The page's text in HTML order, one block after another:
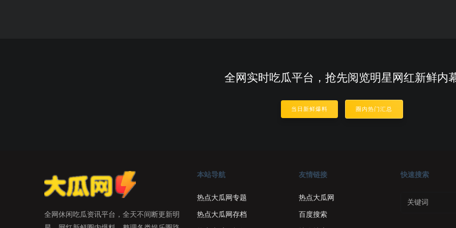
全网实时吃瓜平台，抢先阅览明星网红新鲜内
当日新鲜爆料 圈内热门汇总
全网休闲吃瓜资讯平台，全天不间断更新明
本站导航
热点大瓜网专题
热点大瓜网存档
友情链接
热点大瓜网
百度搜索
快速搜索